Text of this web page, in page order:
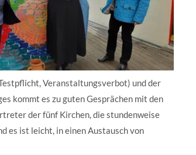
Veranstaltungsverbot) und der
kommt es zu guten Gesprächen mit den
der fünf Kirchen, die stundenweise
es ist leicht, in einen Austausch von